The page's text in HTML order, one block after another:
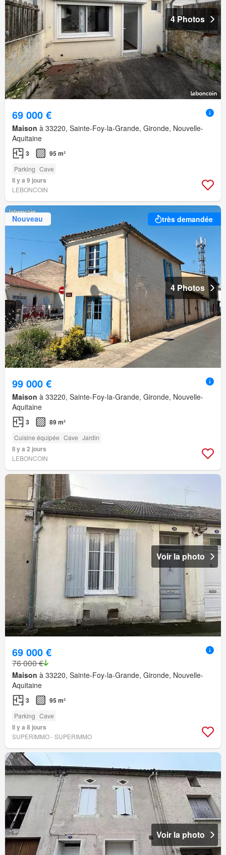
4 Photos
69 000 €
Maison à 33220, Sainte-Foy-la-Grande, Gironde, Nouvelle-
Aquitaine
3 95 m²
Parking Cave
Il y a 9 jours
LEBONCOIN
Nouveau très demandée
4 Photos
99 000 €
Maison à 33220, Sainte-Foy-la-Grande, Gironde, Nouvelle-
Aquitaine
3 89 m²
Cuisine équipée Cave Jardin
Il y a 2 jours
LEBONCOIN
Voir la photo
69 000 €
76 000 €
Maison à 33220, Sainte-Foy-la-Grande, Gironde, Nouvelle-
Aquitaine
3 95 m²
Parking Cave
Il y a 8 jours
SUPERIMMO - SUPERIMMO
Voir la photo